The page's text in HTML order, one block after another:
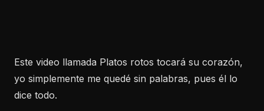
Este video llamada Platos rotos tocará su corazón,
yo simplemente me quedé sin palabras, pues él lo
dice todo.